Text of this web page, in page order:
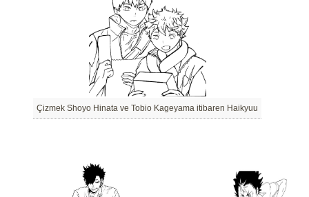
Çizmek Shoyo Hinata ve Tobio Kageyama itibaren Haikyuu